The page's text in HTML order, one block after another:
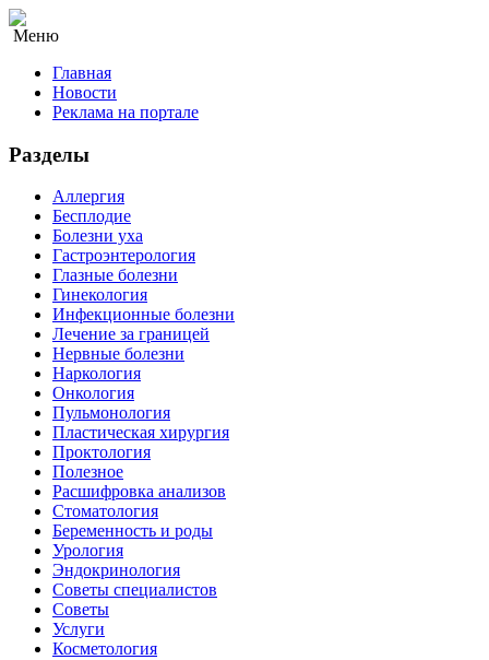
Меню
Главная
Новости
Реклама на портале
Разделы
Аллергия
Бесплодие
Болезни уха
Гастроэнтерология
Глазные болезни
Гинекология
Инфекционные болезни
Лечение за границей
Нервные болезни
Наркология
Онкология
Пульмонология
Пластическая хирургия
Проктология
Полезное
Расшифровка анализов
Стоматология
Беременность и роды
Урология
Эндокринология
Советы специалистов
Советы
Услуги
Косметология